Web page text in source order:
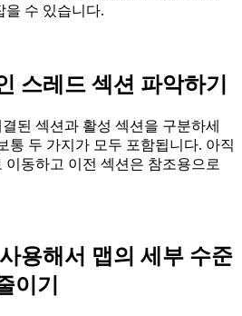
을 수 있습니다.
스레드 섹션 파악하기
된 섹션과 활성 섹션을 구분하세
통 두 가지가 모두 포함됩니다. 아직
이동하고 이전 섹션은 참조용으로
용해서 맵의 세부 수준
이기